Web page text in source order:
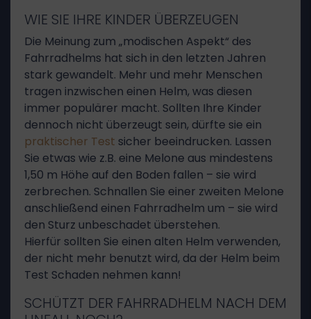
WIE SIE IHRE KINDER ÜBERZEUGEN
Die Meinung zum „modischen Aspekt“ des
Fahrradhelms hat sich in den letzten Jahren
stark gewandelt. Mehr und mehr Menschen
tragen inzwischen einen Helm, was diesen
immer populärer macht. Sollten Ihre Kinder
dennoch nicht überzeugt sein, dürfte sie ein
praktischer Test sicher beeindrucken. Lassen
Sie etwas wie z.B. eine Melone aus mindestens
1,50 m Höhe auf den Boden fallen – sie wird
zerbrechen. Schnallen Sie einer zweiten Melone
anschließend einen Fahrradhelm um – sie wird
den Sturz unbeschadet überstehen.
Hierfür sollten Sie einen alten Helm verwenden,
der nicht mehr benutzt wird, da der Helm beim
Test Schaden nehmen kann!
SCHÜTZT DER FAHRRADHELM NACH DEM